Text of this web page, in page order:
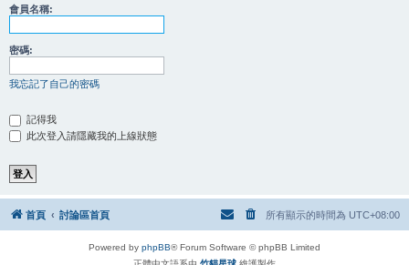
會員名稱:
密碼:
我忘記了自己的密碼
記得我
此次登入請隱藏我的上線狀態
首頁 討論區首頁 所有顯示的時間為 UTC+08:00
Powered by phpBB® Forum Software © phpBB Limited